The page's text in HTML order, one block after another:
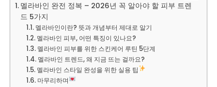
멜라바인 완전 정복 – 2026년 꼭 알아야 할 피부 트렌
드 5가지
멜라바인이란? 뜻과 개념부터 제대로 알기
멜라바인 피부, 어떤 특징이 있나요?
멜라바인 피부를 위한 스킨케어 루틴 5단계
멜라바인 트렌드, 왜 지금 뜨는 걸까요?
멜라바인 스타일 완성을 위한 실용 팁
마무리하며